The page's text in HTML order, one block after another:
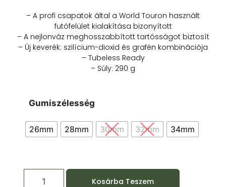
– A profi csapatok által a World Touron használt
futófelület kialakítása bizonyított
– A nejlonváz meghosszabbított tartósságot biztosít
– Új keverék: szilícium-dioxid és grafén kombinációja
– Tubeless Ready
– Súly: 290 g
Gumiszélesség
26mm 28mm 30mm 32mm 34mm
Kosárba Teszem